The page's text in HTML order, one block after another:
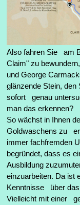
Also fahren Sie am
Claim" zu
und George
glänzende Stein, den
sofort genau
man das erkennen?
So wächst in Ihnen
Goldwaschens zu
immer fachfremden
begründet, dass es
Ausbildung
einzuarbeiten. Da ist
Kenntnisse über
Vielleicht mit einer